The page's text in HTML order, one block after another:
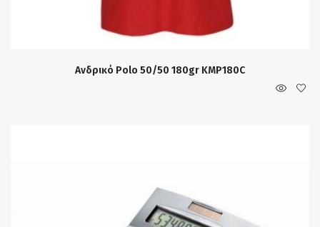
Ανδρικό Polo 50/50 180gr KMP180C